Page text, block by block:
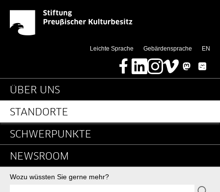
Springe direkt zu:
News-Detail-
Leichte Sprache Gebärdensprache EN
FacebookLinkedInInstagram
Vimeo MastodonBluesky
Hauptnavigation
ÜBER UNS
STANDORTE
SCHWERPUNKTE
NEWSROOM
Suche
Wozu wüssten Sie gerne mehr?